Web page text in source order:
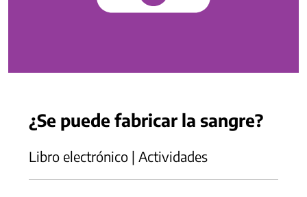
¿Se puede fabricar la sangre?
Libro electrónico | Actividades